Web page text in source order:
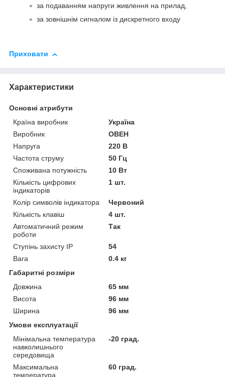
за подаванням напруги живлення на прилад,
за зовнішнім сигналом із дискретного входу
Приховати
Характеристики
Основні атрибути
Країна виробник
Україна
Виробник
ОВЕН
Напруга
220 В
Частота струму
50 Гц
Споживана потужність
10 Вт
Кількість цифрових
індикаторів
1 шт.
Колір символів індикатора
Червоний
Кількість клавіш
4 шт.
Автоматичний режим
роботи
Так
Ступінь захисту IP
54
Вага
0.4 кг
Габаритні розміри
Довжина
65 мм
Висота
96 мм
Ширина
96 мм
Умови експлуатації
Мінімальна температура
навколишнього
середовища
-20 град.
Максимальна
температура
60 град.